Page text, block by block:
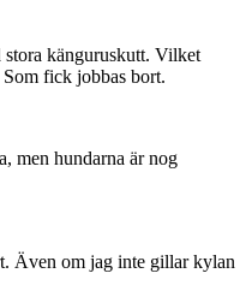
stora känguruskutt. Vilket
fick jobbas bort.
men hundarna är nog
Även om jag inte gillar kylan